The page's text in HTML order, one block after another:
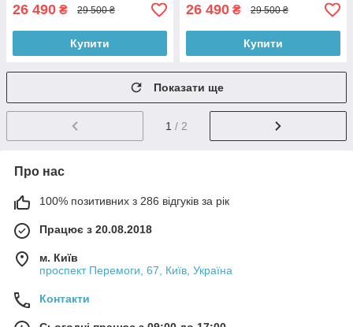
26 490 ₴ 29 500 ₴
Купити
26 490 ₴ 29 500 ₴
Купити
Показати ще
1 / 2
Про нас
100% позитивних з 286 відгуків за рік
Працює з 20.08.2018
м. Київ
проспект Перемоги, 67, Київ, Україна
Контакти